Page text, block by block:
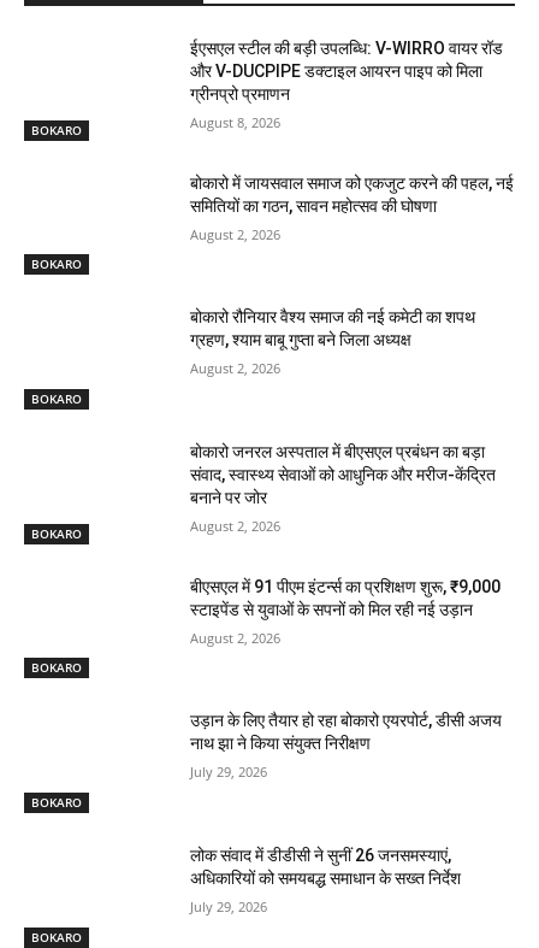
BOKARO
ईएसएल स्टील की बड़ी उपलब्धि: V-WIRRO वायर रॉड
और V-DUCPIPE डक्टाइल आयरन पाइप को मिला
ग्रीनप्रो प्रमाणन
August 8, 2026
BOKARO
बोकारो में जायसवाल समाज को एकजुट करने की पहल, नई
समितियों का गठन, सावन महोत्सव की घोषणा
August 2, 2026
BOKARO
बोकारो रौनियार वैश्य समाज की नई कमेटी का शपथ
ग्रहण, श्याम बाबू गुप्ता बने जिला अध्यक्ष
August 2, 2026
BOKARO
बोकारो जनरल अस्पताल में बीएसएल प्रबंधन का बड़ा
संवाद, स्वास्थ्य सेवाओं को आधुनिक और मरीज-केंद्रित
बनाने पर जोर
August 2, 2026
BOKARO
बीएसएल में 91 पीएम इंटर्न्स का प्रशिक्षण शुरू, ₹9,000
स्टाइपेंड से युवाओं के सपनों को मिल रही नई उड़ान
August 2, 2026
BOKARO
उड़ान के लिए तैयार हो रहा बोकारो एयरपोर्ट, डीसी अजय
नाथ झा ने किया संयुक्त निरीक्षण
July 29, 2026
BOKARO
लोक संवाद में डीडीसी ने सुनीं 26 जनसमस्याएं,
अधिकारियों को समयबद्ध समाधान के सख्त निर्देश
July 29, 2026